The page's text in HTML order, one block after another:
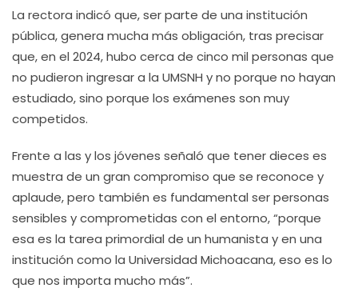
La rectora indicó que, ser parte de una institución
pública, genera mucha más obligación, tras precisar
que, en el 2024, hubo cerca de cinco mil personas que
no pudieron ingresar a la UMSNH y no porque no hayan
estudiado, sino porque los exámenes son muy
competidos.
Frente a las y los jóvenes señaló que tener dieces es
muestra de un gran compromiso que se reconoce y
aplaude, pero también es fundamental ser personas
sensibles y comprometidas con el entorno, “porque
esa es la tarea primordial de un humanista y en una
institución como la Universidad Michoacana, eso es lo
que nos importa mucho más”.